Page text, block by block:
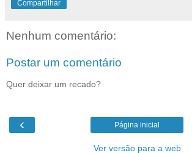
Compartilhar
Nenhum comentário:
Postar um comentário
Quer deixar um recado?
‹ Página inicial
Ver versão para a web